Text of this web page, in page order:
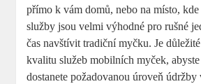
přímo k vám domů, nebo na místo,
služby jsou velmi výhodné pro rušné
čas navštívit tradiční myčku. Je
kvalitu služeb mobilních myček,
dostanete požadovanou úroveň údržby